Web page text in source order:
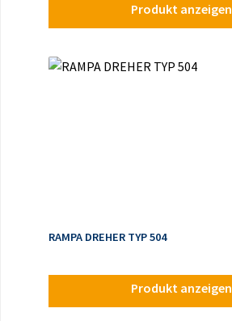
Produkt anzeigen
RAMPA DREHER TYP 504
Produkt anzeigen